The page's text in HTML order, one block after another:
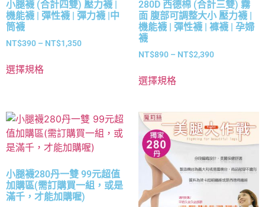
小腿襪 (合計四雙) 壓力襪 |
機能襪 | 彈性襪 | 彈力襪 |中
筒襪
NT$390 – NT$1,350
選擇規格
280D 西德棉 (合計三雙) 霧
面 腹部可調整大小 壓力襪 |
機能襪 | 彈性襪 | 褲襪 | 孕婦
襪
NT$890 – NT$2,390
選擇規格
小腿襪280丹一雙 99元超值
加購區(需訂購買一組，或是
滿千，才能加購喔)